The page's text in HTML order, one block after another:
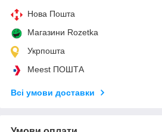
Нова Пошта
Магазини Rozetka
Укрпошта
Meest ПОШТА
Всі умови доставки